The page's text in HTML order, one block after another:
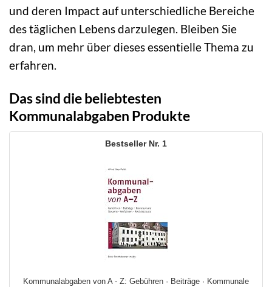
und deren Impact auf unterschiedliche Bereiche
des täglichen Lebens darzulegen. Bleiben Sie
dran, um mehr über dieses essentielle Thema zu
erfahren.
Das sind die beliebtesten
Kommunalabgaben Produkte
1
Kommunalabgaben von A - Z: Gebühren · Beiträge · Kommunale